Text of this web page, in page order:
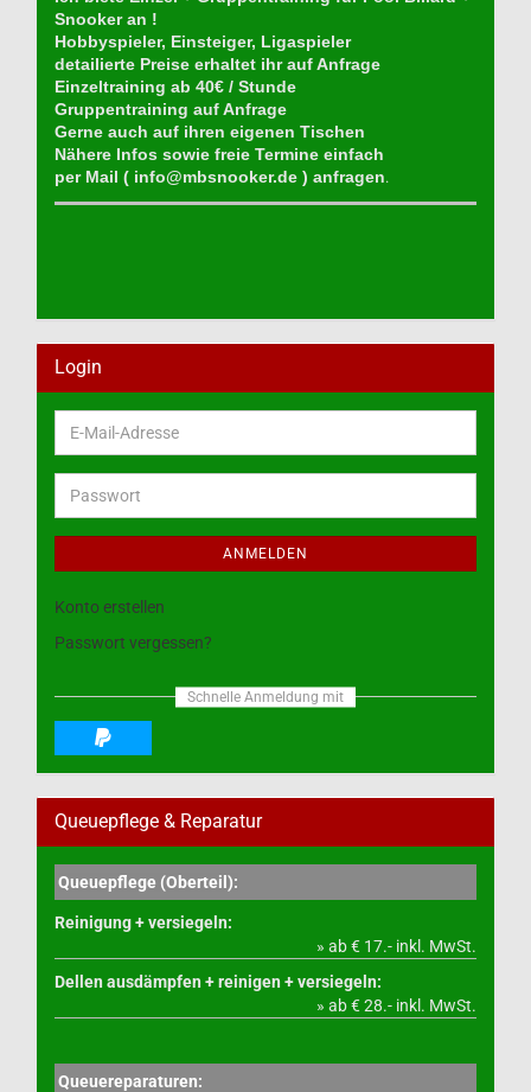
Snooker an !
Hobbyspieler, Einsteiger, Ligaspieler
detailierte Preise erhaltet ihr auf Anfrage
Einzeltraining ab 40€ / Stunde
Gruppentraining auf Anfrage
Gerne auch auf ihren eigenen Tischen
Nähere Infos sowie freie Termine einfach
per Mail ( info@mbsnooker.de ) anfragen.
Login
E-
Mail-
Adresse
Passwort
ANMELDEN
Konto erstellen
Passwort vergessen?
Schnelle Anmeldung mit
Queuepflege & Reparatur
Queuepflege (Oberteil):
Reinigung + versiegeln:
» ab € 17.- inkl. MwSt.
Dellen ausdämpfen + reinigen + versiegeln:
» ab € 28.- inkl. MwSt.
Queuereparaturen: